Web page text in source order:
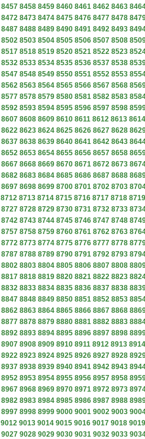
8457 8458 8459 8460 8461 8462 8463
8472 8473 8474 8475 8476 8477 8478
8487 8488 8489 8490 8491 8492 8493
8502 8503 8504 8505 8506 8507 8508
8517 8518 8519 8520 8521 8522 8523
8532 8533 8534 8535 8536 8537 8538
8547 8548 8549 8550 8551 8552 8553
8562 8563 8564 8565 8566 8567 8568
8577 8578 8579 8580 8581 8582 8583
8592 8593 8594 8595 8596 8597 8598
8607 8608 8609 8610 8611 8612 8613 8614
8622 8623 8624 8625 8626 8627 8628
8637 8638 8639 8640 8641 8642 8643
8652 8653 8654 8655 8656 8657 8658
8667 8668 8669 8670 8671 8672 8673
8682 8683 8684 8685 8686 8687 8688
8697 8698 8699 8700 8701 8702 8703
8712 8713 8714 8715 8716 8717 8718 8719
8727 8728 8729 8730 8731 8732 8733
8742 8743 8744 8745 8746 8747 8748
8757 8758 8759 8760 8761 8762 8763
8772 8773 8774 8775 8776 8777 8778
8787 8788 8789 8790 8791 8792 8793
8802 8803 8804 8805 8806 8807 8808
8817 8818 8819 8820 8821 8822 8823
8832 8833 8834 8835 8836 8837 8838
8847 8848 8849 8850 8851 8852 8853
8862 8863 8864 8865 8866 8867 8868
8877 8878 8879 8880 8881 8882 8883
8892 8893 8894 8895 8896 8897 8898
8907 8908 8909 8910 8911 8912 8913 8914
8922 8923 8924 8925 8926 8927 8928
8937 8938 8939 8940 8941 8942 8943
8952 8953 8954 8955 8956 8957 8958
8967 8968 8969 8970 8971 8972 8973
8982 8983 8984 8985 8986 8987 8988
8997 8998 8999 9000 9001 9002 9003
9012 9013 9014 9015 9016 9017 9018 9019
9027 9028 9029 9030 9031 9032 9033